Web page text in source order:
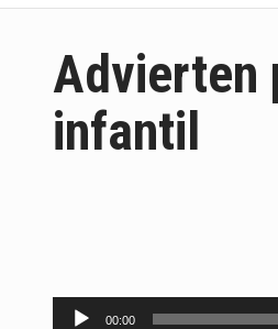
Advierten
infantil
Reproductor
00:00